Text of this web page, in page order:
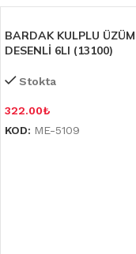
BARDAK KULPLU ÜZÜM
DESENLİ 6LI (13100)
Stokta
322.00₺
KOD: ME-5109